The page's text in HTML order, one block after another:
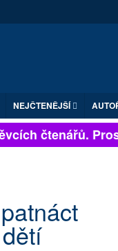
NEJČTENĚJŠÍ
čtenářů.